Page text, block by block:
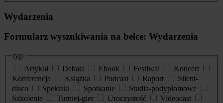
Wydarzenia
Formularz wyszukiwania na belce: Wydarzenia
typ:
Artykuł
Debata Ebook Festiwal
Koncert
Konferencja
Książka Podcast Raport
Silent-
disco
Spektakl Spotkanie
Studia-podyplomowe
Szkolenie
Turniej-gier Uroczystość
Videocast